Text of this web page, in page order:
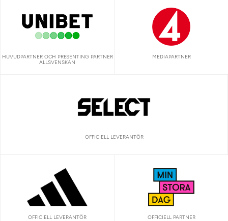
HUVUDPARTNER OCH PRESENTING PARTNER
ALLSVENSKAN
MEDIAPARTNER
OFFICIELL LEVERANTÖR
OFFICIELL LEVERANTÖR OFFICIELL PARTNER